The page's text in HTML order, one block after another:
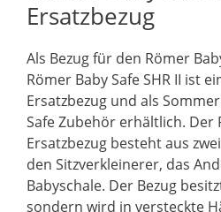
Ersatzbezug
Als Bezug für den Römer
Römer Baby Safe SHR II ist
Ersatzbezug und als
Safe Zubehör erhältlich. Der
Ersatzbezug besteht aus
den Sitzverkleinerer, das
Babyschale. Der Bezug
sondern wird in versteckte